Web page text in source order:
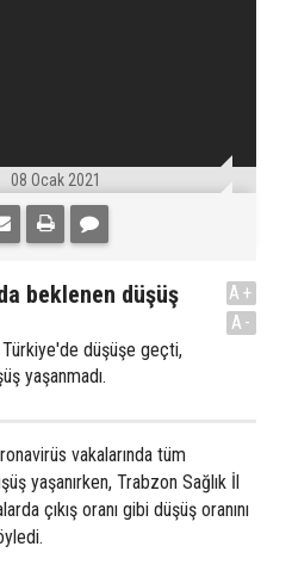
08 Ocak 2021
beklenen düşüş
Türkiye'de düşüşe geçti,
yaşanmadı.
A+
A-
vakalarında tüm
yaşanırken, Trabzon Sağlık İl
çıkış oranı gibi düşüş oranını